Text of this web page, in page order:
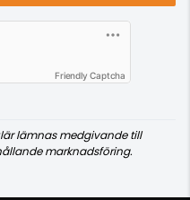
Friendly Captcha
lämnas medgivande till
marknadsföring.